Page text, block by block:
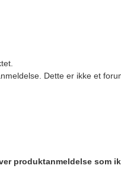
Dette er ikke et
produktanmeldelse som